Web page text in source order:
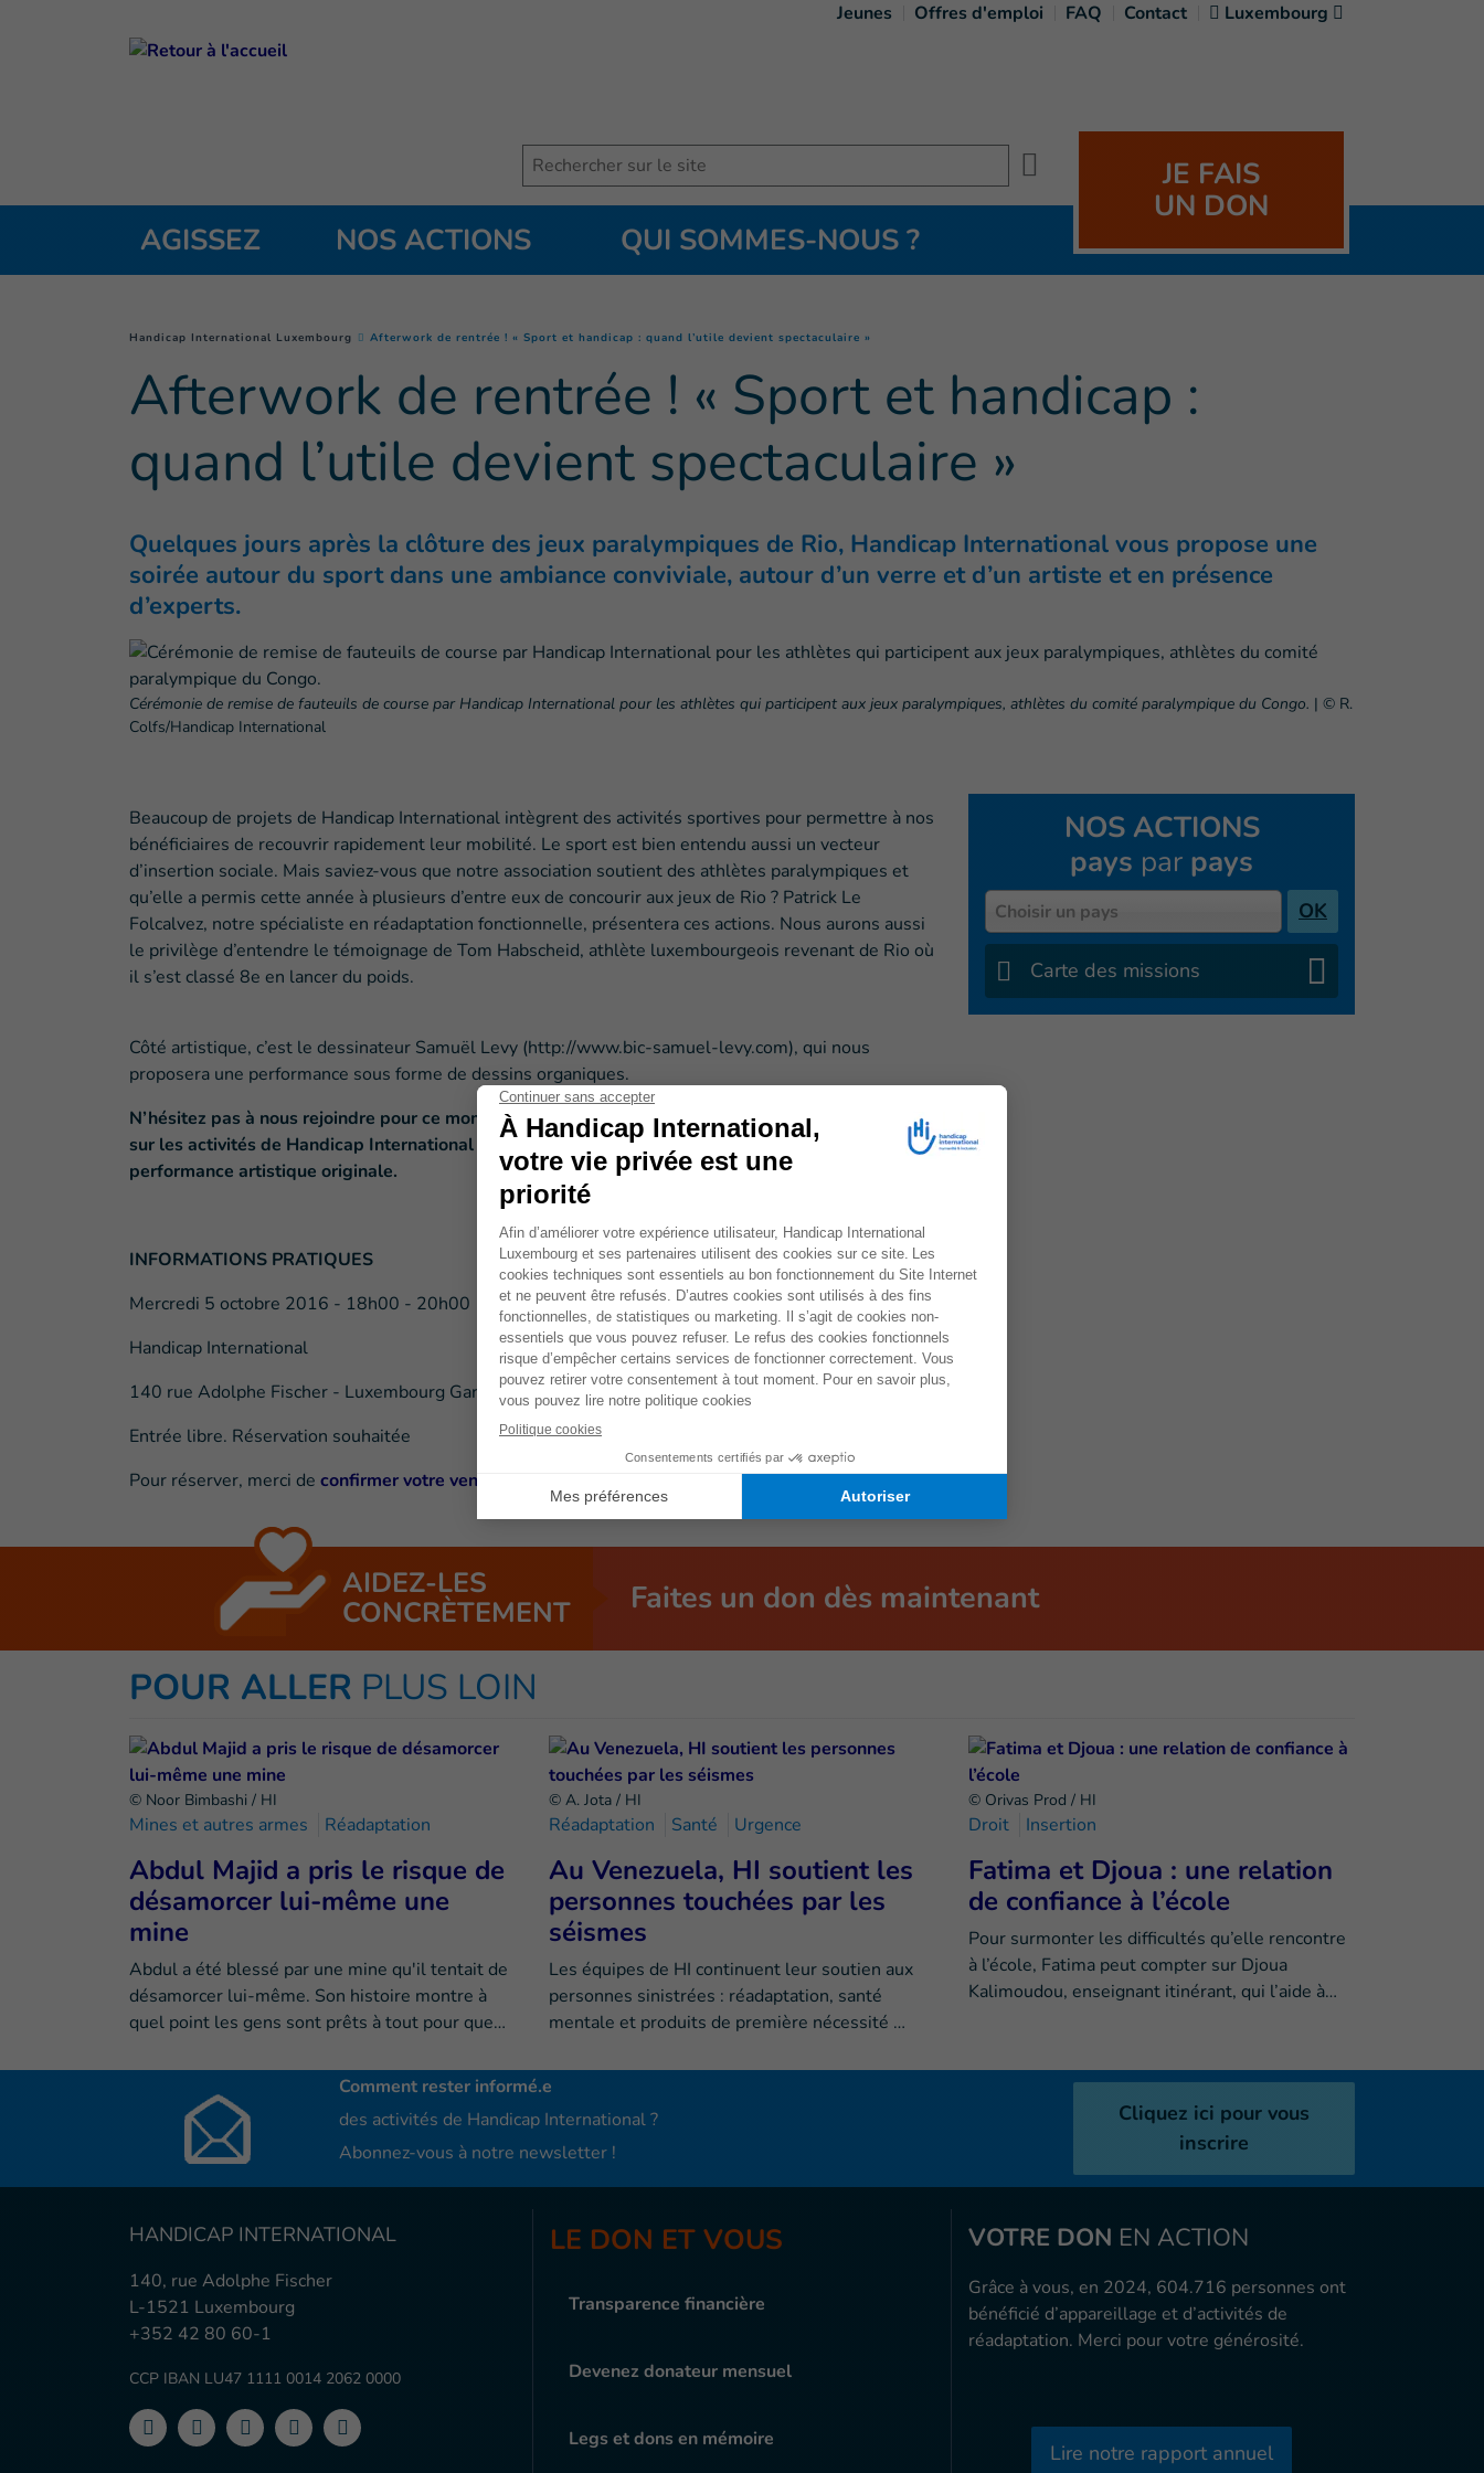
Jeunes Offres d'emploi FAQ Contact Luxembourg
Search
JE FAIS
UN DON
AGISSEZ
NOS ACTIONS QUI SOMMES-NOUS ?
You are here :
Handicap International Luxembourg Afterwork de rentrée ! « Sport et handicap : quand l’utile devient spectaculaire »
Afterwork de rentrée ! « Sport et handicap :
quand l’utile devient spectaculaire »
Quelques jours après la clôture des jeux paralympiques de Rio, Handicap International vous propose une
soirée autour du sport dans une ambiance conviviale, autour d’un verre et d’un artiste et en présence
d’experts.
Cérémonie de remise de fauteuils de course par Handicap International pour les athlètes qui participent aux jeux paralympiques, athlètes du comité paralympique du Congo. | © R.
Colfs/Handicap International
Beaucoup de projets de Handicap International intègrent des activités sportives pour permettre à nos
bénéficiaires de recouvrir rapidement leur mobilité. Le sport est bien entendu aussi un vecteur
d’insertion sociale. Mais saviez-vous que notre association soutient des athlètes paralympiques et
qu’elle a permis cette année à plusieurs d’entre eux de concourir aux jeux de Rio ? Patrick Le
Folcalvez, notre spécialiste en réadaptation fonctionnelle, présentera ces actions. Nous aurons aussi
le privilège d’entendre le témoignage de Tom Habscheid, athlète luxembourgeois revenant de Rio où
il s’est classé 8e en lancer du poids.
Côté artistique, c’est le dessinateur Samuël Levy (http://www.bic-samuel-levy.com), qui nous
proposera une performance sous forme de dessins organiques.
N’hésitez pas à nous rejoindre pour ce moment convivial qui vous permettra d’en savoir davantage
sur les activités de Handicap International tout en découvrant les membres de notre équipe et une
performance artistique originale.
INFORMATIONS PRATIQUES
Mercredi 5 octobre 2016 - 18h00 - 20h00
Handicap International
140 rue Adolphe Fischer - Luxembourg Gare
Entrée libre. Réservation souhaitée
Pour réserver, merci de confirmer votre venue par email auprès de Sandrine Guivarch.
NOS ACTIONS
pays par pays
PaysChoisir un pays OK
Carte des missions
AIDEZ-LES
CONCRÈTEMENT Faites un don dès maintenant
POUR ALLER PLUS LOIN
© Noor Bimbashi / HI
Mines et autres armes Réadaptation
Abdul Majid a pris le risque de
désamorcer lui-même une
mine
Abdul a été blessé par une mine qu'il tentait de
désamorcer lui-même. Son histoire montre à
quel point les gens sont prêts à tout pour que…
© A. Jota / HI
Réadaptation Santé Urgence
Au Venezuela, HI soutient les
personnes touchées par les
séismes
Les équipes de HI continuent leur soutien aux
personnes sinistrées : réadaptation, santé
mentale et produits de première nécessité …
© Orivas Prod / HI
Droit Insertion
Fatima et Djoua : une relation
de confiance à l’école
Pour surmonter les difficultés qu’elle rencontre
à l’école, Fatima peut compter sur Djoua
Kalimoudou, enseignant itinérant, qui l’aide à…
Comment rester informé.e
des activités de Handicap International ?
Abonnez-vous à notre newsletter !
Cliquez ici pour vous
inscrire
HANDICAP INTERNATIONAL
140, rue Adolphe Fischer
L-1521 Luxembourg
+352 42 80 60-1
CCP IBAN LU47 1111 0014 2062 0000
LE DON ET VOUS
Transparence financière
Devenez donateur mensuel
Legs et dons en mémoire
VOTRE DON EN ACTION
Grâce à vous, en 2024, 604.716 personnes ont
bénéficié d’appareillage et d’activités de
réadaptation. Merci pour votre générosité.
Lire notre rapport annuel